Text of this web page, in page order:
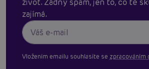
život. Žádný spam, jen to, co tě
zajímá.
Vložením emailu souhlasíte se zpracováním